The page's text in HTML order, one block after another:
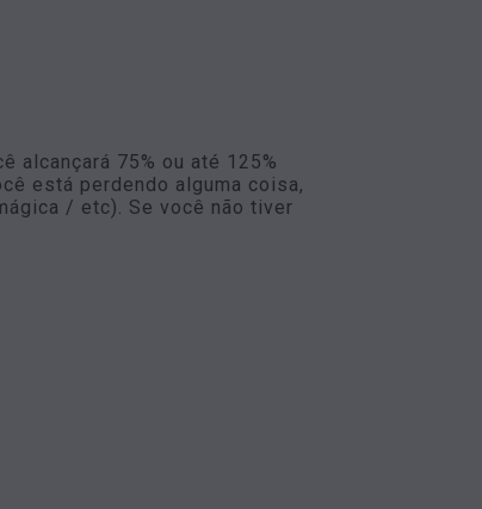
alcançará 75% ou até 125%
está perdendo alguma coisa,
/ etc). Se você não tiver